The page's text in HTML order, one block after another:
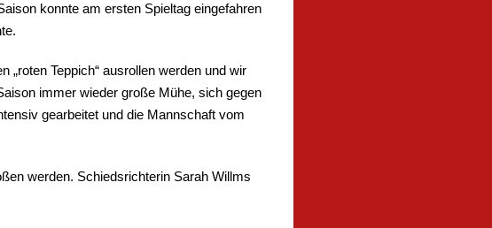
konnte am ersten Spieltag eingefahren
Teppich“ ausrollen werden und wir
immer wieder große Mühe, sich gegen
gearbeitet und die Mannschaft vom
werden. Schiedsrichterin Sarah Willms